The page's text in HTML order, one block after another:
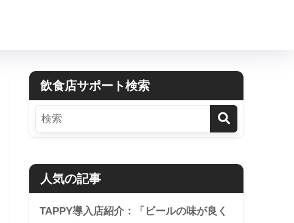
飲食店サポート検索
人気の記事
TAPPY導入店紹介：「ビールの味が良く